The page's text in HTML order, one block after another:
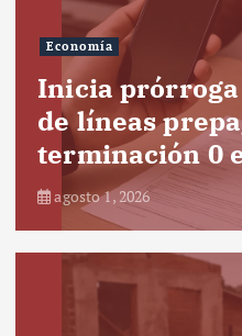
Economía
Inicia
de líneas
terminación 0
agosto 1, 2026